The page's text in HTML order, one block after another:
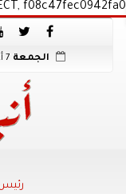
f08c47fec0942fa0
الجمعة
رئيس